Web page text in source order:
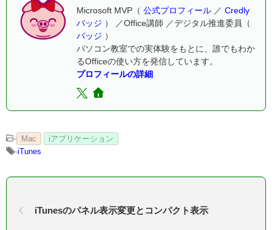
Microsoft MVP（ 公式プロフィール ／ Credly
バッジ ） ／Office講師 ／デジタル推進委員（
バッジ ）
パソコン教室での実体験をもとに、誰でもわか
るOfficeの使い方を発信しています。
プロフィールの詳細
- Mac
iアプリケーション
-iTunes
iTunesのパネル表示変更とコンパクト表示